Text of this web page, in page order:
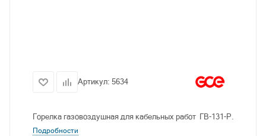
Артикул: 5634
Горелка газовоздушная для кабельных работ ГВ-131-Р.
Подробности